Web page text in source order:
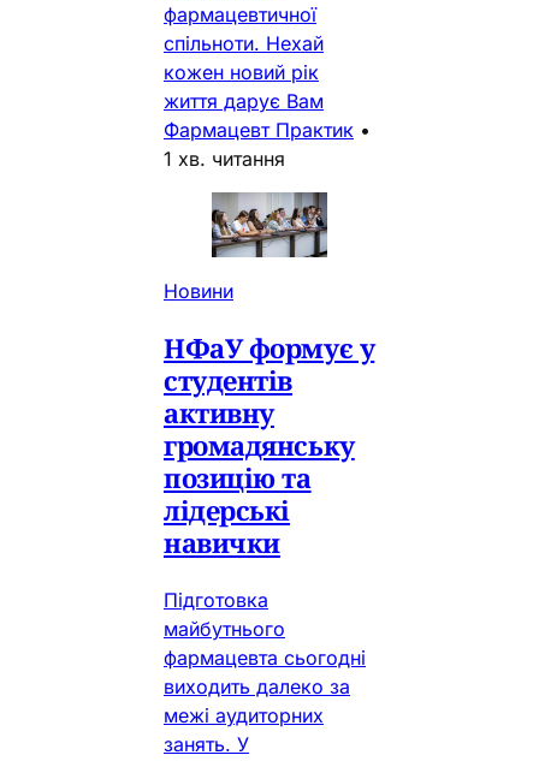
фармацевтичної
спільноти. Нехай
кожен новий рік
життя дарує Вам
Фармацевт Практик •
1 хв. читання
Новини
НФаУ формує у
студентів
активну
громадянську
позицію та
лідерські
навички
Підготовка
майбутнього
фармацевта сьогодні
виходить далеко за
межі аудиторних
занять. У